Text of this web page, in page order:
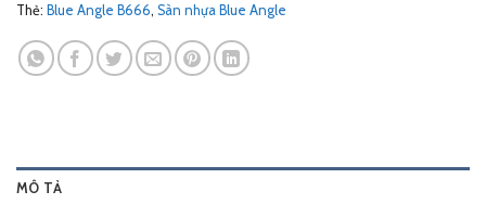
Thẻ: Blue Angle B666, Sàn nhựa Blue Angle
MÔ TẢ